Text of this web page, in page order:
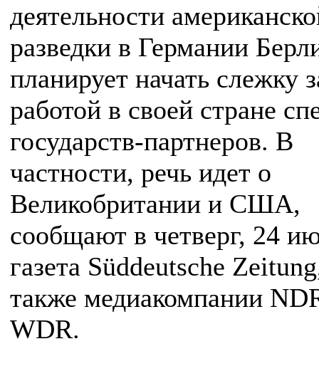
деятельности
разведки в Германии
планирует начать слежку
работой в своей стране
государств-партнеров. В
частности, речь идет о
Великобритании и США,
сообщают в четверг, 24
газета Süddeutsche
также медиакомпании
WDR.